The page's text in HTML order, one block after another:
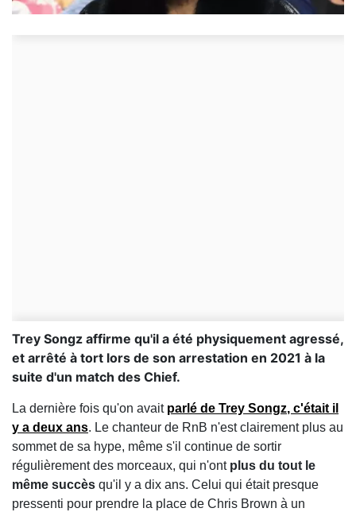
Trey Songz affirme qu'il a été physiquement agressé,
et arrêté à tort lors de son arrestation en 2021 à la
suite d'un match des Chief.
La dernière fois qu'on avait parlé de Trey Songz, c'était il
y a deux ans. Le chanteur de RnB n'est clairement plus au
sommet de sa hype, même s'il continue de sortir
régulièrement des morceaux, qui n'ontplus du tout le
même succès qu'il y a dix ans. Celui qui était presque
pressenti pour prendre la place de Chris Brown à un